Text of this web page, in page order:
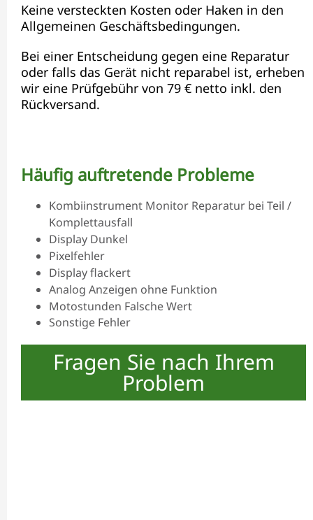
Keine versteckten Kosten oder Haken in den
Allgemeinen Geschäftsbedingungen.
Bei einer Entscheidung gegen eine Reparatur
oder falls das Gerät nicht reparabel ist, erheben
wir eine Prüfgebühr von 79 € netto inkl. den
Rückversand.
Häufig auftretende Probleme
Kombiinstrument Monitor Reparatur bei Teil /
Komplettausfall
Display Dunkel
Pixelfehler
Display flackert
Analog Anzeigen ohne Funktion
Motostunden Falsche Wert
Sonstige Fehler
Fragen Sie nach Ihrem
Problem